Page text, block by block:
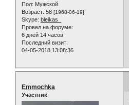
Пол: Мужской
Возраст: 58 [1968-06-19]
Skype: bleikas_
Провел на форуме:
6 дней 14 часов
Последний визит:
04-05-2018 13:08:36
Emmochka
Участник